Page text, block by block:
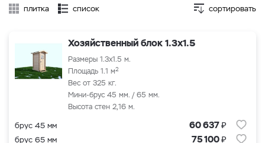
плитка список сортировать
Хозяйственный блок 1.3x1.5
Размеры 1.3x1.5 м.
Площадь 1.1 м2
Вес от 325 кг.
Мини-брус 45 мм. / 65 мм.
Высота стен 2,16 м.
брус 45 мм 60 637₽
брус 65 мм 75 100₽